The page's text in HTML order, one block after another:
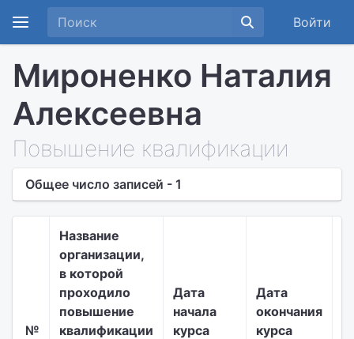
Войти
Мироненко Наталия
Алексеевна
Повышение квалификации
Общее число записей - 1
№
Название
организации,
в которой
проходило
повышение
квалификации
Дата
начала
курса
Дата
окончания
курса